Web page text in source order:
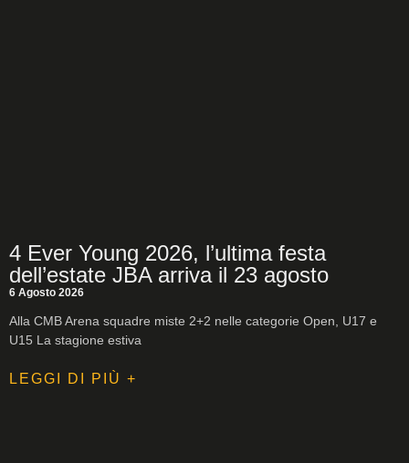
4 Ever Young 2026, l’ultima festa
dell’estate JBA arriva il 23 agosto
6 Agosto 2026
Alla CMB Arena squadre miste 2+2 nelle categorie Open, U17 e
U15 La stagione estiva
LEGGI DI PIÙ +